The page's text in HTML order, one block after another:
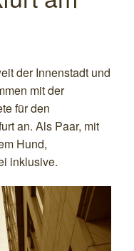
der Innenstadt und
mit der
für den
an. Als Paar, mit
Hund,
inklusive.